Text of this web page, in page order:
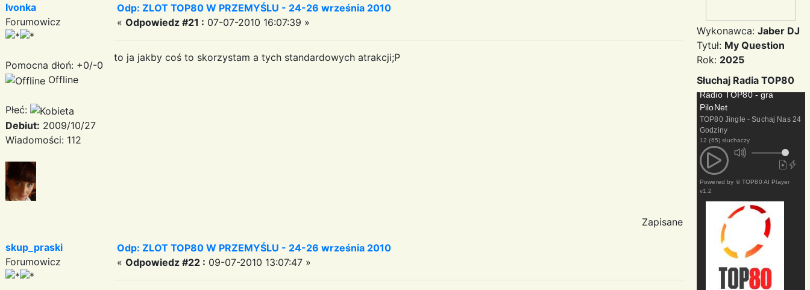
Ivonka
Forumowicz
Pomocna dłoń: +0/-0
Offline
Płeć:
Debiut: 2009/10/27
Wiadomości: 112
Odp: ZLOT TOP80 W PRZEMYŚLU - 24-26 września 2010
« Odpowiedz #21 : 07-07-2010 16:07:39 »
to ja jakby coś to skorzystam a tych standardowych atrakcji;P
Zapisane
skup_praski
Forumowicz
Odp: ZLOT TOP80 W PRZEMYŚLU - 24-26 września 2010
« Odpowiedz #22 : 09-07-2010 13:07:47 »
Wykonawca: Jaber DJ
Tytuł: My Question
Rok: 2025
Słuchaj Radia TOP80
Radio TOP80 - gra
PiloNet
TOP80 Jingle - Suchaj Nas 24
Godziny
12 (65) słuchaczy
Powered by © TOP80 AI Player
v1.2